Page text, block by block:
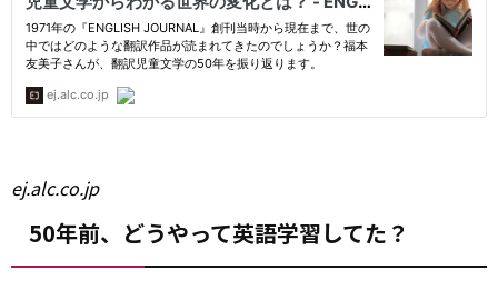
ej.alc.co.jp
50年前、どうやって英語学習してた？